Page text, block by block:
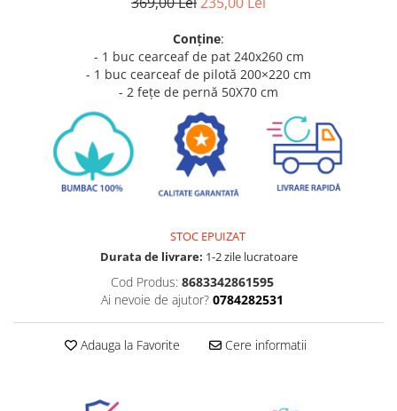
Conține:
- 1 buc cearceaf de pat 240x260 cm
- 1 buc cearceaf de pilotă 200×220 cm
- 2 fețe de pernă 50X70 cm
STOC EPUIZAT
Durata de livrare: 1-2 zile lucratoare
Cod Produs: 8683342861595
Ai nevoie de ajutor? 0784282531
Adauga la Favorite Cere informatii